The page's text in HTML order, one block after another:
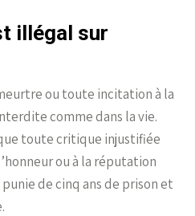
illégal sur
ou toute incitation à la
comme dans la vie.
toute critique injustifiée
ou à la réputation
de cinq ans de prison et